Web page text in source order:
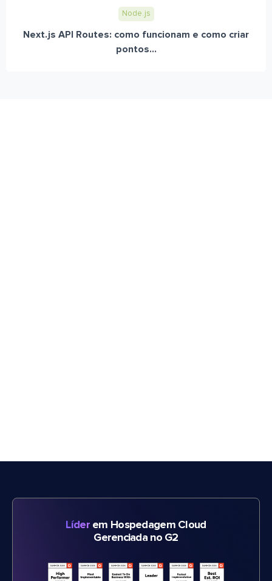
Node.js
Next.js API Routes: como funcionam e como criar
pontos...
Líderem Hospedagem Cloud
Gerenciada no G2